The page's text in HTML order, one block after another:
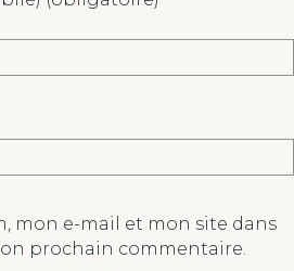
mon e-mail et mon site dans
prochain commentaire.